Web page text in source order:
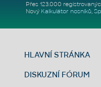
Přes 123.000
Nový Kalkulátor nosníků,
HLAVNÍ STRÁNKA
DISKUZNÍ FÓRUM